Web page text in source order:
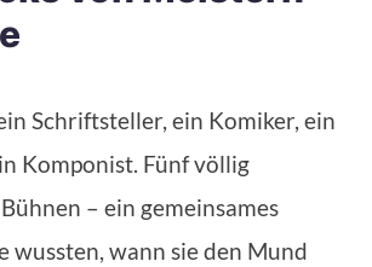
Schriftsteller, ein Komiker, ein
Komponist. Fünf völlig
– ein gemeinsames
wussten, wann sie den Mund